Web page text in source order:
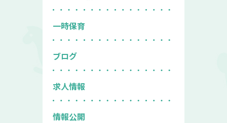
一時保育
ブログ
求人情報
情報公開